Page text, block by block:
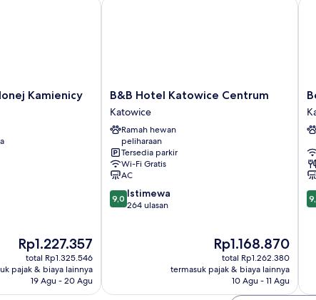
Kamienicy
Harga
sekarang
Rp1.227.357
Rp1.227.357
total Rp1.325.546
pajak & biaya lainnya
19 Agu - 20 Agu
B&B
Hotel
Katowice
Centrum
Katowice
B&B Hotel Katowice Centrum
Katowice
Ramah hewan
peliharaan
Tersedia parkir
Wi-Fi Gratis
AC
9.0
dari
9,0 Istimewa
264 ulasan
Harga
sekarang
Rp1.168.870
Rp1.168.870
total Rp1.262.380
termasuk pajak & biaya lainnya
10 Agu - 11 Agu